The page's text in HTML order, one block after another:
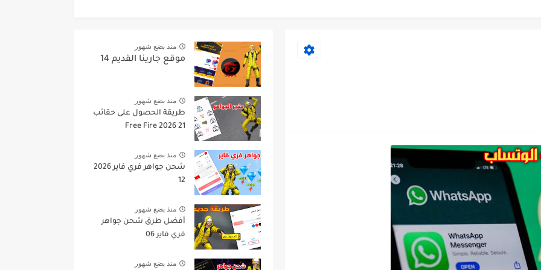
منذ بضع شهور
موقع جارينا القديم 14
منذ بضع شهور
طريقة الحصول على حقائب
Free Fire 2026 21
منذ بضع شهور
شحن جواهر فري فاير 2026
12
منذ بضع شهور
أفضل طرق شحن جواهر
فري فاير 06
منذ بضع شهور